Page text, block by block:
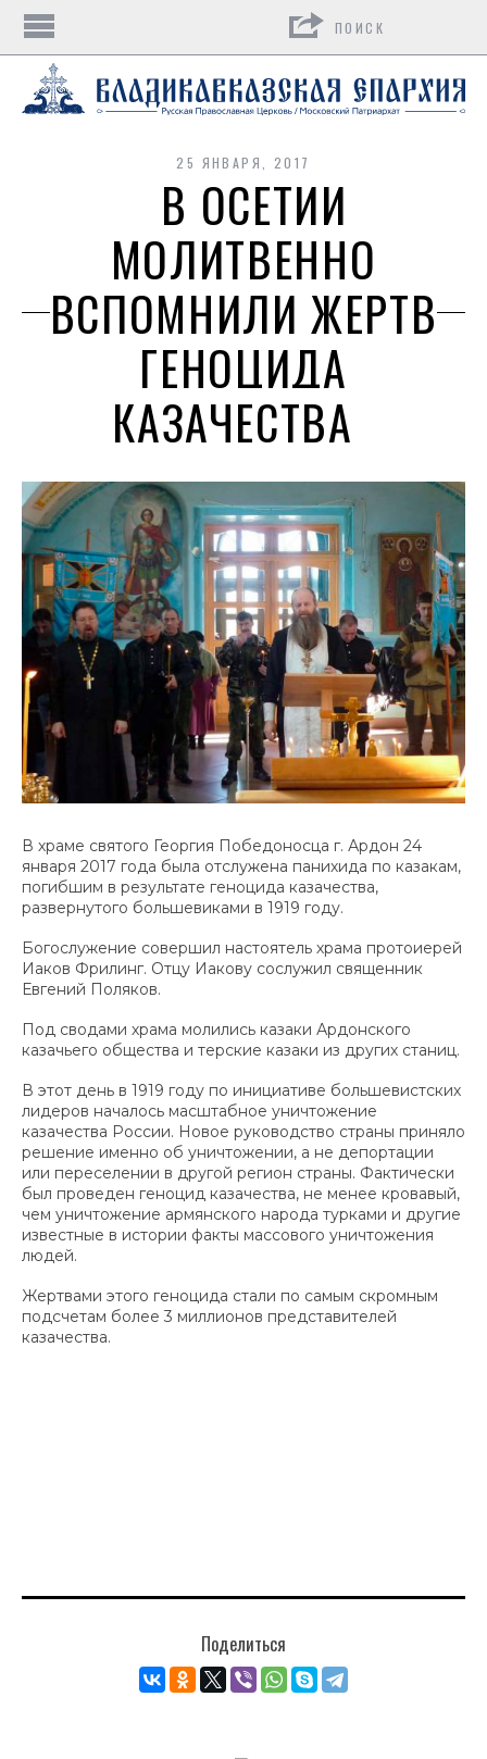
25 ЯНВАРЯ, 2017
В ОСЕТИИ
МОЛИТВЕННО
ВСПОМНИЛИ ЖЕРТВ
ГЕНОЦИДА
КАЗАЧЕСТВА
В храме святого Георгия Победоносца г. Ардон 24
января 2017 года была отслужена панихида по казакам,
погибшим в результате геноцида казачества,
развернутого большевиками в 1919 году.
Богослужение совершил настоятель храма протоиерей
Иаков Фрилинг. Отцу Иакову сослужил священник
Евгений Поляков.
Под сводами храма молились казаки Ардонского
казачьего общества и терские казаки из других станиц.
В этот день в 1919 году по инициативе большевистских
лидеров началось масштабное уничтожение
казачества России. Новое руководство страны приняло
решение именно об уничтожении, а не депортации
или переселении в другой регион страны. Фактически
был проведен геноцид казачества, не менее кровавый,
чем уничтожение армянского народа турками и другие
известные в истории факты массового уничтожения
людей.
Жертвами этого геноцида стали по самым скромным
подсчетам более 3 миллионов представителей
казачества.
Поделиться